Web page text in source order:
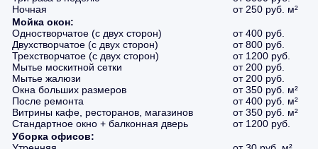
Ночная
от 250 руб. м²
Мойка окон:
Одностворчатое (с двух сторон)
от 400 руб.
Двухстворчатое (с двух сторон)
от 800 руб.
Трехстворчатое (с двух сторон)
от 1200 руб.
Мытье москитной сетки
от 200 руб.
Мытье жалюзи
от 200 руб.
Окна больших размеров
от 350 руб. м²
После ремонта
от 400 руб. м²
Витрины кафе, ресторанов, магазинов
от 350 руб. м²
Стандартное окно + балконная дверь
от 1200 руб.
Уборка офисов: